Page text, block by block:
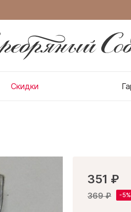
Скидки
351 ₽
369 ₽